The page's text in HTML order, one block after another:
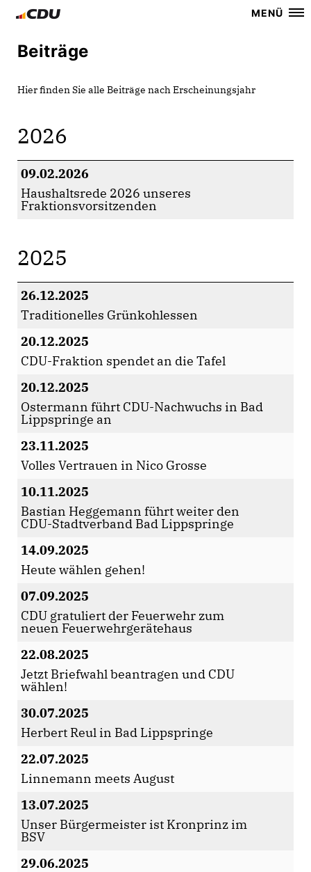
MENÜ
Beiträge
Hier finden Sie alle Beiträge nach Erscheinungsjahr
2026
09.02.2026
Haushaltsrede 2026 unseres
Fraktionsvorsitzenden
2025
26.12.2025
Traditionelles Grünkohlessen
20.12.2025
CDU-Fraktion spendet an die Tafel
20.12.2025
Ostermann führt CDU-Nachwuchs in Bad
Lippspringe an
23.11.2025
Volles Vertrauen in Nico Grosse
10.11.2025
Bastian Heggemann führt weiter den
CDU-Stadtverband Bad Lippspringe
14.09.2025
Heute wählen gehen!
07.09.2025
CDU gratuliert der Feuerwehr zum
neuen Feuerwehrgerätehaus
22.08.2025
Jetzt Briefwahl beantragen und CDU
wählen!
30.07.2025
Herbert Reul in Bad Lippspringe
22.07.2025
Linnemann meets August
13.07.2025
Unser Bürgermeister ist Kronprinz im
BSV
29.06.2025